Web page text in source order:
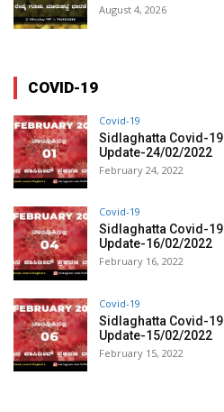
August 4, 2026
COVID-19
Covid-19
Sidlaghatta Covid-19
Update-24/02/2022
February 24, 2022
Covid-19
Sidlaghatta Covid-19
Update-16/02/2022
February 16, 2022
Covid-19
Sidlaghatta Covid-19
Update-15/02/2022
February 15, 2022